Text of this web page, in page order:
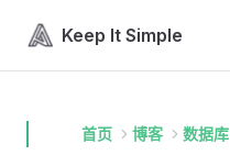
Skip to content
Keep It Simple
首页 博客 数据库